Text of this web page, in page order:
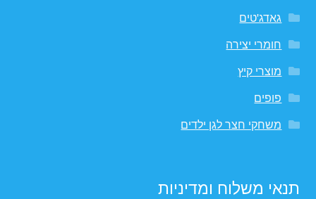
גאדג'טים
חומרי יצירה
מוצרי קיץ
פופים
משחקי חצר לגן ילדים
תנאי משלוח ומדיניות